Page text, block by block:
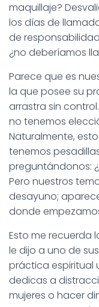
maquillaje?
los días de
de
¿no deberíamos
Parece que es
la que posee su
arrastra sin
no tenemos
Naturalmente,
tenemos
preguntándonos:
Pero nuestros
desayuno;
donde
Esto me recuerda
le dijo a uno de
práctica espiritual
dedicas a
mujeres o hacer